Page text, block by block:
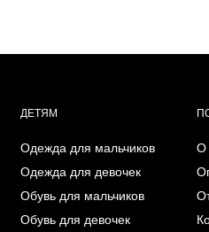
ДЕТЯМ
Одежда для мальчиков
Одежда для девочек
Обувь для мальчиков
Обувь для девочек
О